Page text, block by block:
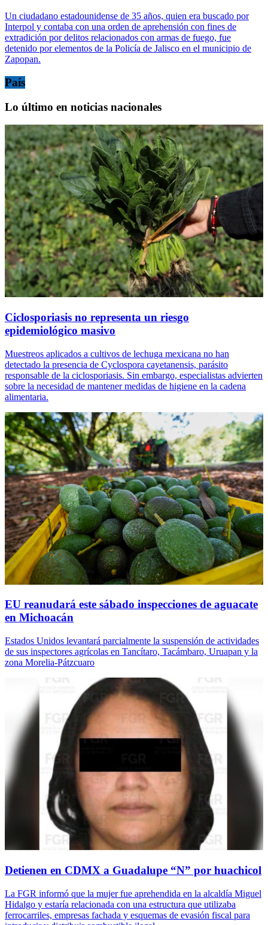
Un ciudadano estadounidense de 35 años, quien era buscado por
Interpol y contaba con una orden de aprehensión con fines de
extradición por delitos relacionados con armas de fuego, fue
detenido por elementos de la Policía de Jalisco en el municipio de
Zapopan.
País
Lo último en noticias nacionales
Ciclosporiasis no representa un riesgo
epidemiológico masivo
Muestreos aplicados a cultivos de lechuga mexicana no han
detectado la presencia de Cyclospora cayetanensis, parásito
responsable de la ciclosporiasis. Sin embargo, especialistas advierten
sobre la necesidad de mantener medidas de higiene en la cadena
alimentaria.
EU reanudará este sábado inspecciones de aguacate
en Michoacán
Estados Unidos levantará parcialmente la suspensión de actividades
de sus inspectores agrícolas en Tancítaro, Tacámbaro, Uruapan y la
zona Morelia-Pátzcuaro
Detienen en CDMX a Guadalupe “N” por huachicol
La FGR informó que la mujer fue aprehendida en la alcaldía Miguel
Hidalgo y estaría relacionada con una estructura que utilizaba
ferrocarriles, empresas fachada y esquemas de evasión fiscal para